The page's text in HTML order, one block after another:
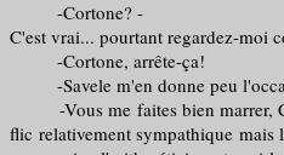
-Cortone? -
C'est vrai... pourtant regardez-moi
-Cortone, arrête-ça!
-Savele m'en donne peu
-Vous me faites bien marrer,
flic relativement sympathique